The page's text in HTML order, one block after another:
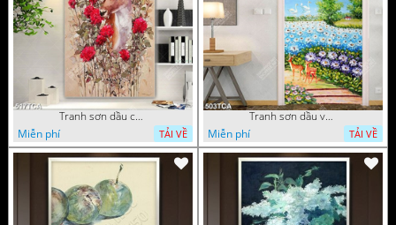
Tranh sơn dầu chú nai trong vườn hoa decor tường in uv
Miễn phí
TẢI VỀ
Tranh sơn dầu vườn hoa bên dòng sông decor tường
Miễn phí
TẢI VỀ